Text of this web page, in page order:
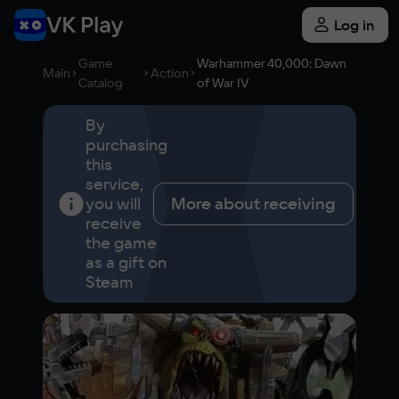
Log in
Main
Game
Catalog
Action
Warhammer 40,000: Dawn
of War IV
By
purchasing
this
service,
you will
receive
the game
as a gift on
Steam
More about receiving